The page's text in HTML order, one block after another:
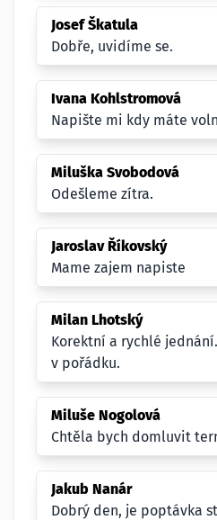
Josef Škatula
Dobře, uvidíme se.
Ivana Kohlstromová
Napište mi kdy máte
Miluška Svobodová
Odešleme zítra.
Jaroslav Říkovský
Mame zajem napiste
Milan Lhotský
Korektní a rychlé
v pořádku.
Miluše Nogolová
Chtěla bych domluvit
Jakub Nanár
Dobrý den, je poptávka